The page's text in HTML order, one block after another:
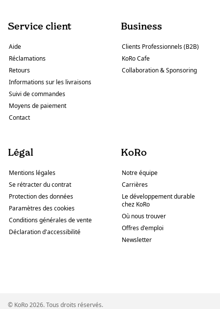
Service client
Aide
Réclamations
Retours
Informations sur les livraisons
Suivi de commandes
Moyens de paiement
Contact
Business
Clients Professionnels (B2B)
KoRo Cafe
Collaboration & Sponsoring
Légal
Mentions légales
Se rétracter du contrat
Protection des données
Paramètres des cookies
Conditions générales de vente
Déclaration d'accessibilité
KoRo
Notre équipe
Carrières
Le développement durable
chez KoRo
Où nous trouver
Offres d'emploi
Newsletter
© KoRo 2026. Tous droits réservés.